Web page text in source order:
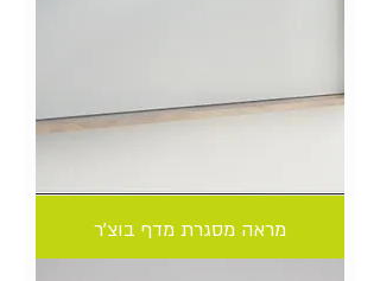
מראה מסגרת מדף בוצ'ר